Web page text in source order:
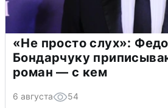
«Не просто слух»:
Бондарчуку
роман — с кем
6 августа 54